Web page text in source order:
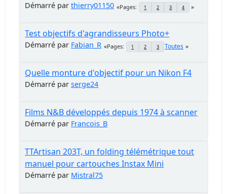
Démarré parthierry01150 Pages 1 2 3 4
Test objectifs d'agrandisseurs Photo+
Démarré par Fabian_R Pages 1 2 3 Toutes
Quelle monture d'objectif pour un Nikon F4
Démarré parserge24
Films N&B développés depuis 1974 à scanner
Démarré par Francois_B
TTArtisan 203T, un folding télémétrique tout
manuel pour cartouches Instax Mini
Démarré par Mistral75